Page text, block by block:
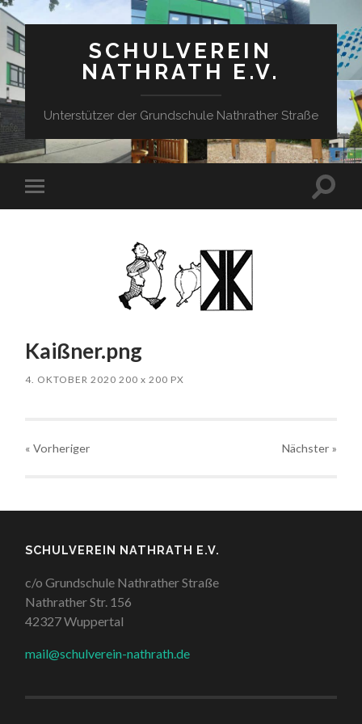
SCHULVEREIN
NATHRATH E.V.
Unterstützer der Grundschule Nathrather Straße
Mobile-
Menü
Kaißner.png
4. OKTOBER 2020 200x 200 PX
« Vorheriger Nächster »
SCHULVEREIN NATHRATH E.V.
c/o Grundschule Nathrather Straße
Nathrather Str. 156
42327 Wuppertal
mail@schulverein-nathrath.de